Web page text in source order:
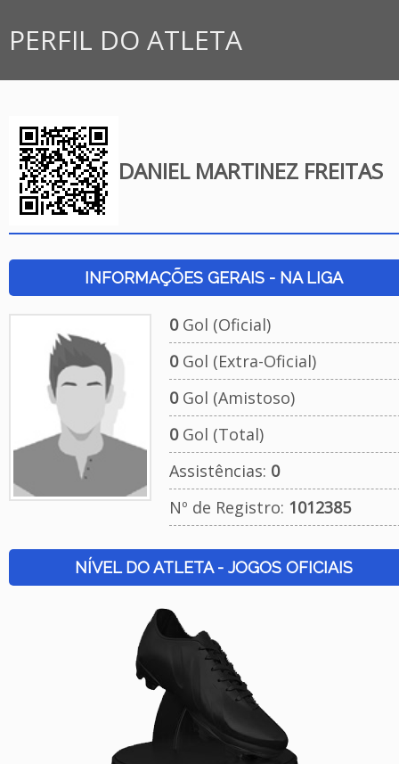
PERFIL DO ATLETA
DANIEL MARTINEZ FREITAS
INFORMAÇÕES GERAIS - NA LIGA
0Gol (Oficial)
0Gol (Extra-Oficial)
0Gol (Amistoso)
0Gol (Total)
Assistências: 0
Nº de Registro: 1012385
NÍVEL DO ATLETA - JOGOS OFICIAIS